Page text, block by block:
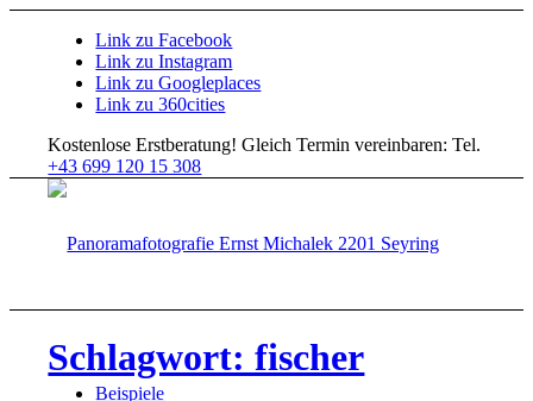
Link zu Facebook
Link zu Instagram
Link zu Googleplaces
Link zu 360cities
Kostenlose Erstberatung! Gleich Termin vereinbaren: Tel.
+43 699 120 15 308
Beispiele
Schlagwort: fischer